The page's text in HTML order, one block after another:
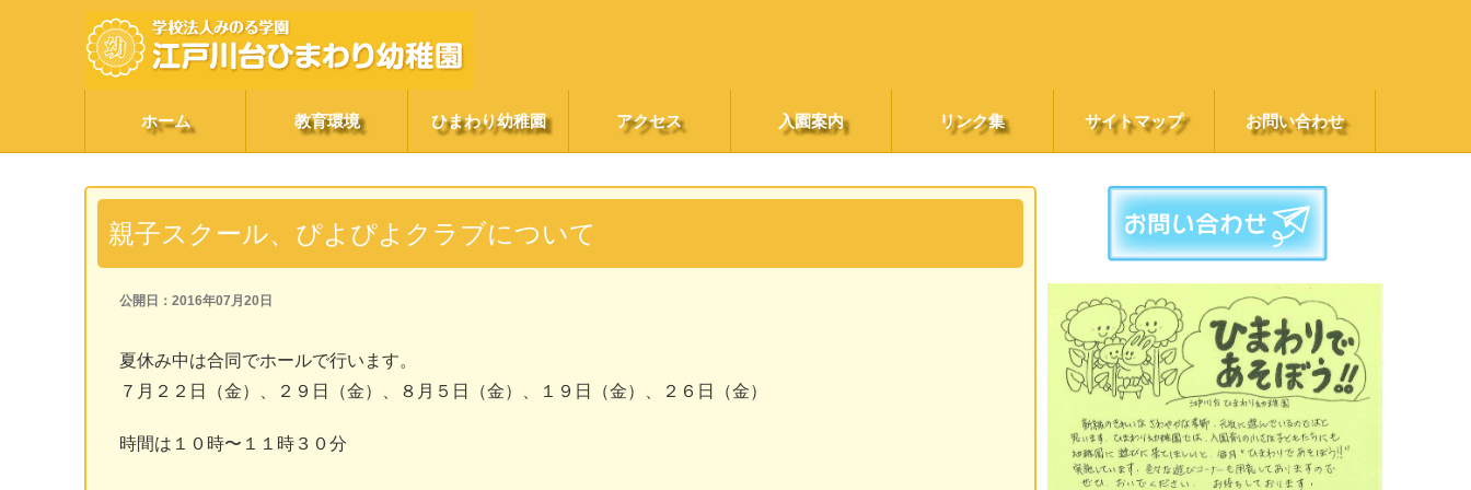
ホーム 教育環境 ひまわり幼稚園 アクセス 入園案内 リンク集 サイトマップ お問い合わせ
親子スクール、ぴよぴよクラブについて
公開日：2016年07月20日
夏休み中は合同でホールで行います。
７月２２日（金）、２９日（金）、８月５日（金）、１９日（金）、２６日（金）
時間は１０時〜１１時３０分